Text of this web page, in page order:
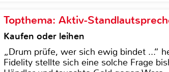
Topthema: Aktiv-
Kaufen oder leihen
„Drum prüfe, wer sich ewig bindet ...“
Fidelity stellte sich eine solche Frage